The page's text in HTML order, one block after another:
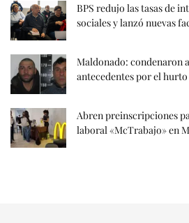
BPS redujo las tasas de
sociales y lanzó nuevas
Maldonado: condenaron
antecedentes por el
Abren preinscripciones
laboral «McTrabajo» en